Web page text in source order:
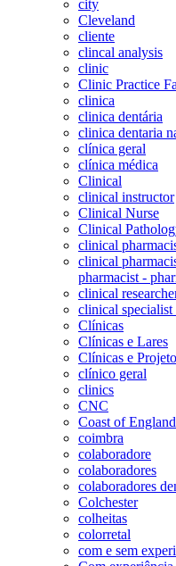
city
Cleveland
cliente
clincal analysis
clinic
Clinic Practice
clinica
clinica dentária
clinica dentaria
clínica geral
clínica médica
Clinical
clinical instructor
Clinical Nurse
Clinical
clinical
clinical
pharmacist -
clinical
clinical
Clínicas
Clínicas e Lares
Clínicas e
clínico geral
clinics
CNC
Coast of England
coimbra
colaboradore
colaboradores
colaboradores
Colchester
colheitas
colorretal
com e sem